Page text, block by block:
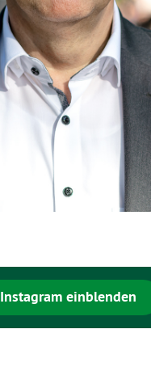
Instagram einblenden